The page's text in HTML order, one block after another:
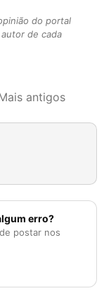
do portal
de cada
antigos
erro?
postar nos